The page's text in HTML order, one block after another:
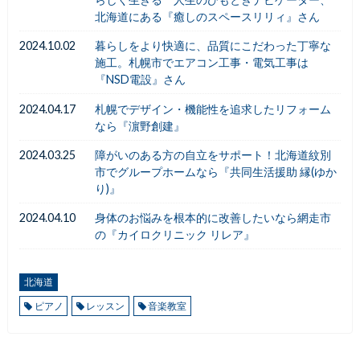
北海道にある『癒しのスペースリリィ』さん
2024.10.02
暮らしをより快適に、品質にこだわった丁寧な
施工。札幌市でエアコン工事・電気工事は
『NSD電設』さん
2024.04.17
札幌でデザイン・機能性を追求したリフォーム
なら『濵野創建』
2024.03.25
障がいのある方の自立をサポート！北海道紋別
市でグループホームなら『共同生活援助 縁(ゆか
り)』
2024.04.10
身体のお悩みを根本的に改善したいなら網走市
の『カイロクリニック リレア』
北海道
ピアノ
レッスン 音楽教室